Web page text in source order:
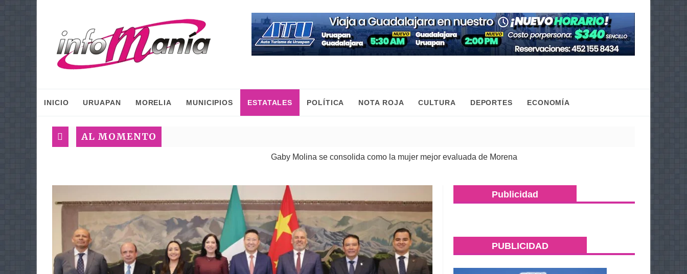
INICIO URUAPAN MORELIA MUNICIPIOS ESTATALES POLÍTICA NOTA ROJA CULTURA DEPORTES ECONOMÍA
AL MOMENTO
Gaby Molina se consolida como la mujer mejor evaluada de Morena en Michoacán| 06 Ago 2026
Publicidad
PUBLICIDAD